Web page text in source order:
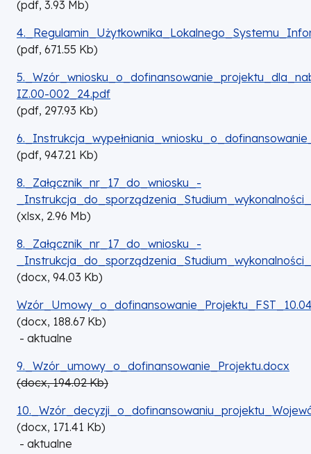
(pdf, 3.93 Mb)
DOKUMENT
(pdf, 671.55 Kb)
DOKUMENT
IZ.00-002_24.pdf
(pdf, 297.93 Kb)
DOKUMENT
(pdf, 947.21 Kb)
DOKUMENT
8._Załącznik_nr_17_do_wniosku_-
(xlsx, 2.96 Mb)
DOKUMENT
8._Załącznik_nr_17_do_wniosku_-
(docx, 94.03 Kb)
DOKUMENT
(docx, 188.67 Kb)
- aktualne
DOKUMENT
9._Wzór_umowy_o_dofinansowanie_Projektu.docx
(docx, 194.02 Kb)
DOKUMENT
(docx, 171.41 Kb)
- aktualne